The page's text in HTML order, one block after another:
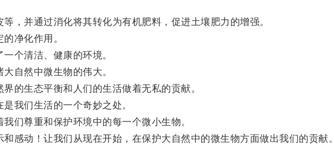
并通过消化将其转化为有机肥料，促进土壤肥力的增强。
净化作用。
个清洁、健康的环境。
自然中微生物的伟大。
生态平衡和人们的生活做着无私的贡献。
我们生活的一个奇妙之处。
尊重和保护环境中的每一个微小生物。
动！让我们从现在开始，在保护大自然中的微生物方面做出我们的贡献。